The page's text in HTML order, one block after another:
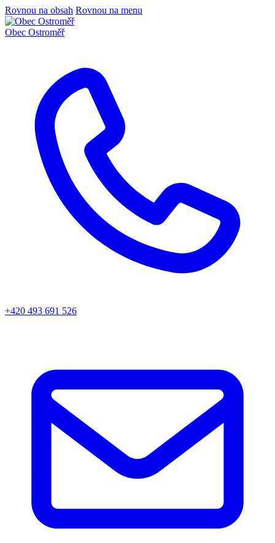
Rovnou na obsah Rovnou na menu
Obec Ostroměř
+420 493 691 526